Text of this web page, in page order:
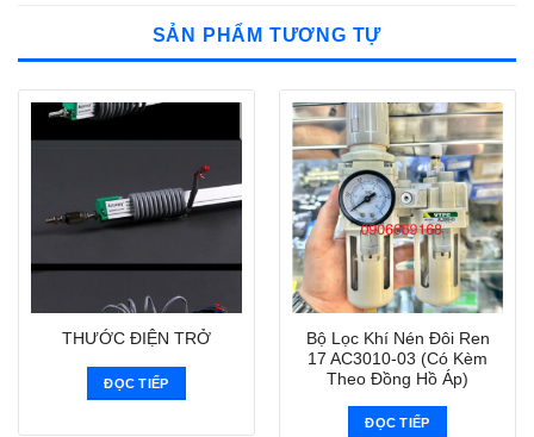
SẢN PHẨM TƯƠNG TỰ
THƯỚC ĐIỆN TRỞ
ĐỌC TIẾP
Bộ Lọc Khí Nén Đôi Ren
17 AC3010-03 (Có Kèm
Theo Đồng Hồ Áp)
ĐỌC TIẾP